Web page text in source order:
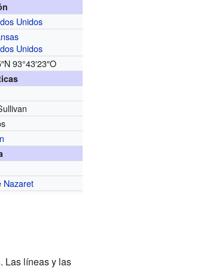
Unidos
Unidos
93°43′23″O
Nazaret
Las líneas y las